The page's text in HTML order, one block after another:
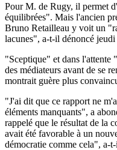
Pour M. de Rugy, il permet
équilibrées". Mais l'ancien
Bruno Retailleau y voit un
lacunes", a-t-il dénoncé
"Sceptique" et dans l'attente
des médiateurs avant de se
montrait guère plus
"J'ai dit que ce rapport ne
éléments manquants", a
rappelé que le résultat de la
avait été favorable à un
démocratie comme cela", a-